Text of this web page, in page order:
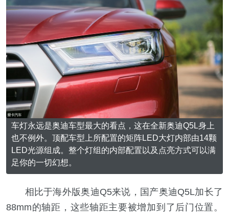
车灯永远是奥迪车型最大的看点，这在全新奥迪Q5L身上
也不例外。顶配车型上所配置的矩阵LED大灯内部由14颗
LED光源组成。整个灯组的内部配置以及点亮方式可以满
足你的一切幻想。
相比于海外版奥迪Q5来说，国产奥迪Q5L加长了
88mm的轴距，这些轴距主要被增加到了后门位置。